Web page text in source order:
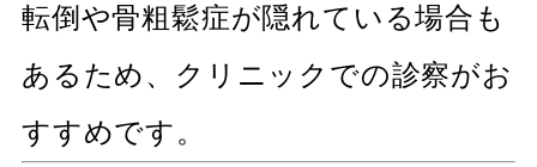
転倒や骨粗鬆症が隠れている場合も
あるため、クリニックでの診察がお
すすめです。